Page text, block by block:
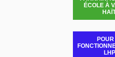
ÉCOLE À
LHP